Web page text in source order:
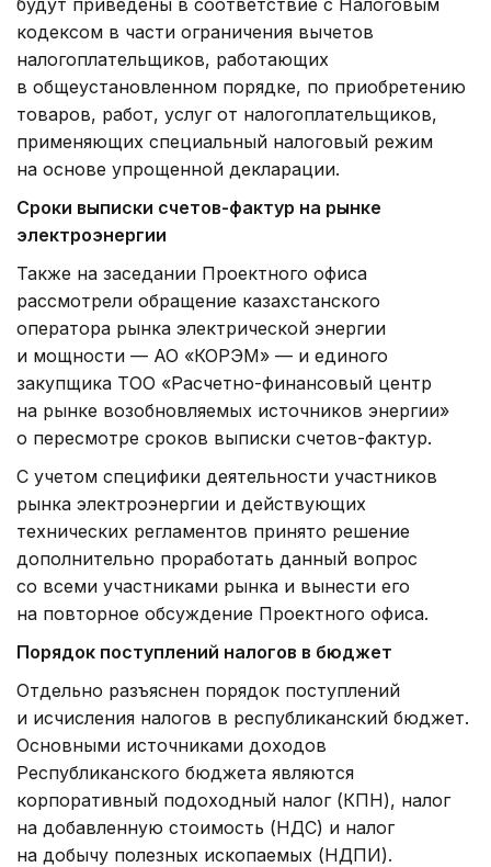
кодексом в части ограничения вычетов
налогоплательщиков, работающих
в общеустановленном порядке, по приобретению
товаров, работ, услуг от налогоплательщиков,
применяющих специальный налоговый режим
на основе упрощенной декларации.
Сроки выписки счетов-фактур на рынке
электроэнергии
Также на заседании Проектного офиса
рассмотрели обращение казахстанского
оператора рынка электрической энергии
и мощности — АО «КОРЭМ» — и единого
закупщика ТОО «Расчетно-финансовый центр
на рынке возобновляемых источников энергии»
о пересмотре сроков выписки счетов-фактур.
С учетом специфики деятельности участников
рынка электроэнергии и действующих
технических регламентов принято решение
дополнительно проработать данный вопрос
со всеми участниками рынка и вынести его
на повторное обсуждение Проектного офиса.
Порядок поступлений налогов в бюджет
Отдельно разъяснен порядок поступлений
и исчисления налогов в республиканский бюджет.
Основными источниками доходов
Республиканского бюджета являются
корпоративный подоходный налог (КПН), налог
на добавленную стоимость (НДС) и налог
на добычу полезных ископаемых (НДПИ).